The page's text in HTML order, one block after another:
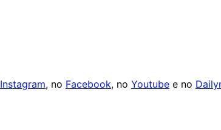
Instagram, no Facebook, no Youtube e no